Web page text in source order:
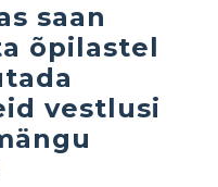
saan
õpilastel
vestlusi